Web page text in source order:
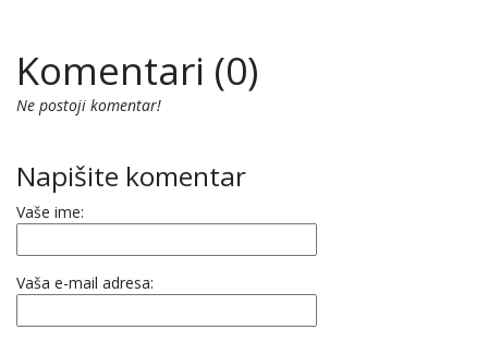
Komentari (0)
Ne postoji komentar!
Napišite komentar
Vaše ime:
Vaša e-mail adresa: